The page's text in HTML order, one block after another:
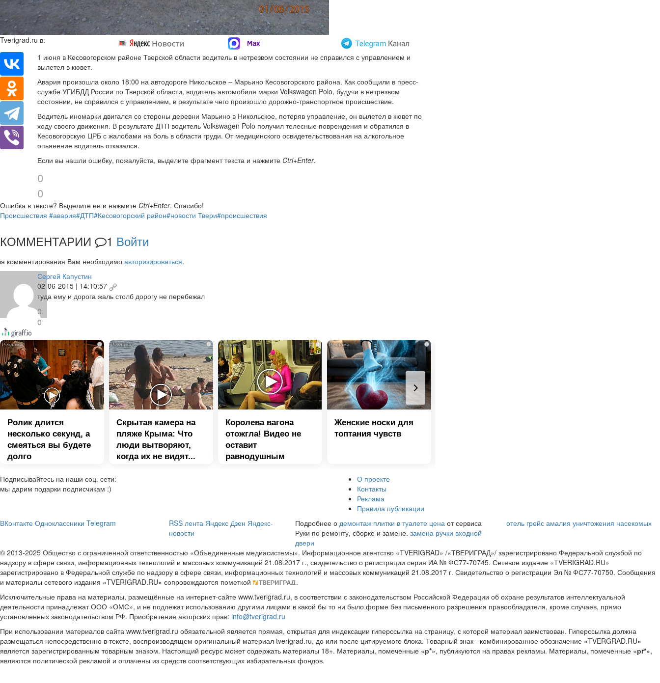
Tverigrad.ru в:
1 июня в Кесовогорском районе Тверской области водитель в нетрезвом состоянии не справился с управлением и
вылетел в кювет.
Авария произошла около 18:00 на автодороге Никольское – Марьино Кесовогорского района. Как сообщили в пресс-
службе УГИБДД России по Тверской области, водитель автомобиля марки Volkswagen Polo, будучи в нетрезвом
состоянии, не справился с управлением, в результате чего произошло дорожно-транспортное происшествие.
Водитель иномарки двигался со стороны деревни Марьино в Никольское, потеряв управление, он вылетел в кювет по
ходу своего движения. В результате ДТП водитель Volkswagen Polo получил телесные повреждения и обратился в
Кесовогорскую ЦРБ с жалобами на боль в области груди. От медицинского освидетельствования на алкогольное
опьянение водитель отказался.
Если вы нашли ошибку, пожалуйста, выделите фрагмент текста и нажмите Ctrl+Enter.
0
0
Ошибка в тексте? Выделите ее и нажмите Ctrl+Enter. Спасибо!
Происшествия #авария#ДТП#Кесовогорский район#новости Твери#происшествия
КОММЕНТАРИИ 1 Войти
комментирования Вам необходимо авторизироваться.
Сергей Капустин
02-06-2015 | 14:10:57
туда ему и дорога жаль столб дорогу не перебежал
0
0
i
Ролик длится
несколько секунд, а
смеяться вы будете
долго
i
Скрытая камера на
пляже Крыма: Что
люди вытворяют,
когда их не видят...
i
Королева вагона
отожгла! Видео не
оставит
равнодушным
i
Женские носки для
топтания чувств
О проекте
Контакты
Реклама
Правила публикации
Подписывайтесь на наши соц. сети:
мы дарим подарки подписчикам :)
ВКонтакте Одноклассники Telegram RSS лента Яндекс Дзен Яндекс-
новости
Подробнее о демонтаж плитки в туалете цена от сервиса
Руки по ремонту, сборке и замене.замена ручки входной
двери
отель грейс амалия уничтожения насекомых
© 2013-2025 Общество с ограниченной ответственностью «Объединенные медиасистемы». Информационное агентство «TVERIGRAD» /«ТВЕРИГРАД»/ зарегистрировано Федеральной службой по
надзору в сфере связи, информационных технологий и массовых коммуникаций 21.08.2017 г., свидетельство о регистрации серия ИА № ФС77-70745. Сетевое издание «TVERIGRAD.RU»
зарегистрировано в Федеральной службе по надзору в сфере связи, информационных технологий и массовых коммуникаций 21.08.2017 г. Свидетельство о регистрации Эл № ФС77-70750. Сообщения
и материалы сетевого издания «TVERIGRAD.RU» сопровождаются пометкой
.
Исключительные права на материалы, размещённые на интернет-сайте www.tverigrad.ru, в соответствии с законодательством Российской Федерации об охране результатов интеллектуальной
деятельности принадлежат ООО «ОМС», и не подлежат использованию другими лицами в какой бы то ни было форме без письменного разрешения правообладателя, кроме случаев, прямо
установленных законодательством РФ. Приобретение авторских прав: info@tverigrad.ru
При использовании материалов сайта www.tverigrad.ru обязательной является прямая, открытая для индексации гиперссылка на страницу, с которой материал заимствован. Гиперссылка должна
размещаться непосредственно в тексте, воспроизводящем оригинальный материал tverigrad.ru, до или после цитируемого блока. Товарный знак - комбинированное обозначение «TVERGRAD.RU»
является зарегистрированным товарным знаком. Настоящий ресурс может содержать материалы 18+. Материалы, помеченные «р*», публикуются на правах рекламы. Материалы, помеченные «рr*»,
являются политической рекламой и оплачены из средств соответствующих избирательных фондов.